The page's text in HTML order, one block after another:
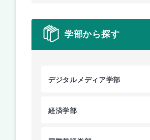
学部から探す
デジタルメディア学部
経済学部